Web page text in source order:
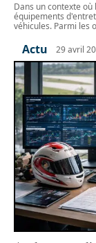
Dans un contexte
équipements
véhicules. Parmi les
Actu 29 avril